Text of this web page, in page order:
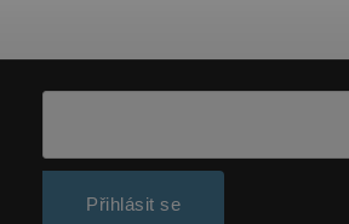
Přihlásit se